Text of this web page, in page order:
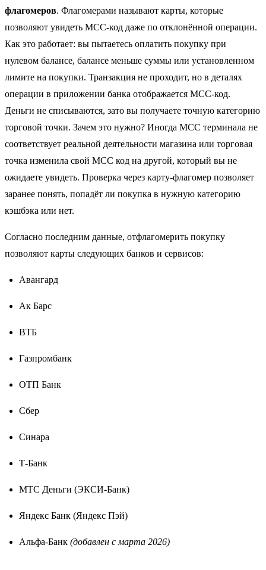
флагомеров. Флагомерами называют карты, которые
позволяют увидеть MCC-код даже по отклонённой операции.
Как это работает: вы пытаетесь оплатить покупку при
нулевом балансе, балансе меньше суммы или установленном
лимите на покупки. Транзакция не проходит, но в деталях
операции в приложении банка отображается MCC-код.
Деньги не списываются, зато вы получаете точную категорию
торговой точки. Зачем это нужно? Иногда MCC терминала не
соответствует реальной деятельности магазина или торговая
точка изменила свой МСС код на другой, который вы не
ожидаете увидеть. Проверка через карту-флагомер позволяет
заранее понять, попадёт ли покупка в нужную категорию
кэшбэка или нет.
Согласно последним данные, отфлагомерить покупку
позволяют карты следующих банков и сервисов:
Авангард
Ак Барс
ВТБ
Газпромбанк
ОТП Банк
Сбер
Синара
Т-Банк
МТС Деньги (ЭКСИ-Банк)
Яндекс Банк (Яндекс Пэй)
Альфа-Банк (добавлен с марта 2026)